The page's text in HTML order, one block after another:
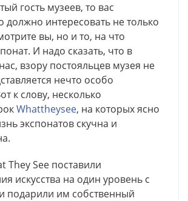
гость музеев, то вас
должно интересовать не только
вы, но и то, на что
И надо сказать, что в
взору постояльцев музея не
нечто особо
к слову, несколько
Whattheysee, на которых ясно
экспонатов скучна и
They See поставили
искусства на один уровень с
подарили им собственный